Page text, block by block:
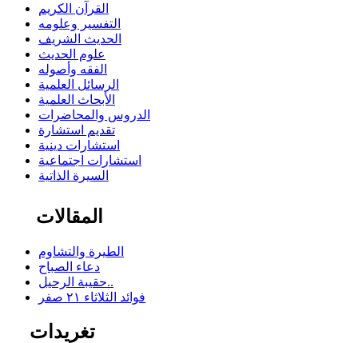
القرآن الكريم
التفسير وعلومه
الحديث الشريف
علوم الحديث
الفقه وأصوله
الرسائل العلمية
الأبحاث العلمية
الدروس والمحاضرات
تقديم استشارة
استشارات دينية
استشارات اجتماعية
السيرة الذاتية
المقالات
الطيرة والتشاوم
دعاء الصباح
حقيبة الرحيل..
فوائد الثلاثاء ٢١ صفر
تغريدات